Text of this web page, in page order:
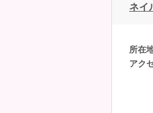
ネイ
所在
アク